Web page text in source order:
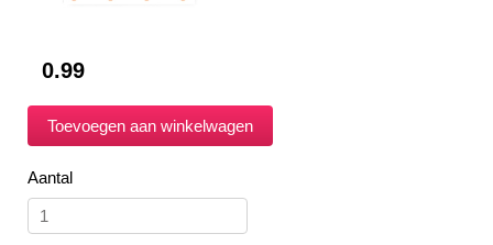
0.99
Aantal